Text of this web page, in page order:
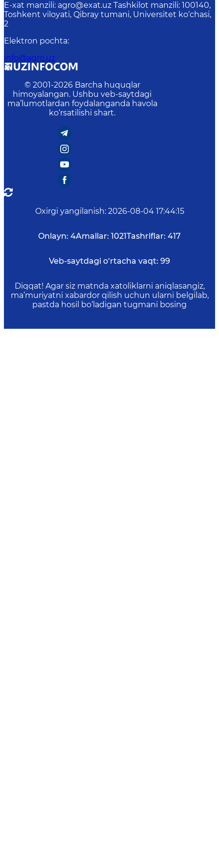
E-xat manzili: agro@exat.uz Tashkilot manzili: 100140,
Toshkent viloyati, Qibray tumani, Universitet ko‘chasi,
2
Elektron pochta:
info@agro.uz
© 2001-2026 Barcha huquqlar
himoyalangan. Ushbu veb-saytdagi
ma’lumotlardan foydalanganda havola
ko‘rsatilishi shart.
Oxirgi yangilanish: 2026-08-04 17:44:15
Onlayn: 4Amallar: 1021Tashriflar: 417
Veb-saytdagi o‘rtacha vaqt: 99
Diqqat! Agar siz matnda xatoliklarni aniqlasangiz,
ma’muriyatni xabardor qilish uchun ularni belgilab,
pastda hosil bo‘ladigan tugmani bosing